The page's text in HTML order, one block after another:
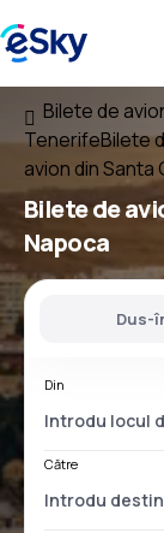
Bilete de
TenerifeBilete
avion din
Bilete de
Napoca
Dus-
Din
Către